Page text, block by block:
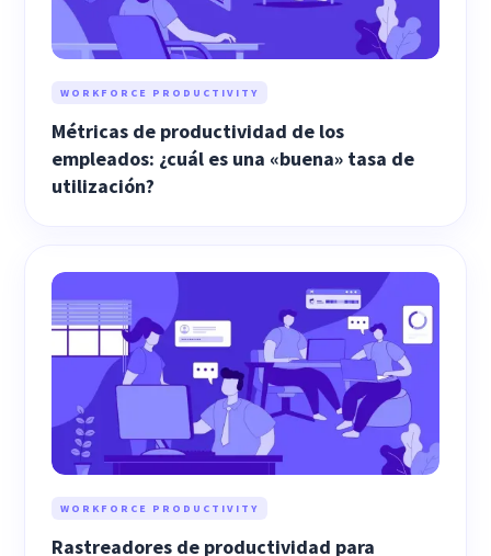
WORKFORCE PRODUCTIVITY
Métricas de productividad de los
empleados: ¿cuál es una «buena» tasa de
utilización?
WORKFORCE PRODUCTIVITY
Rastreadores de productividad para